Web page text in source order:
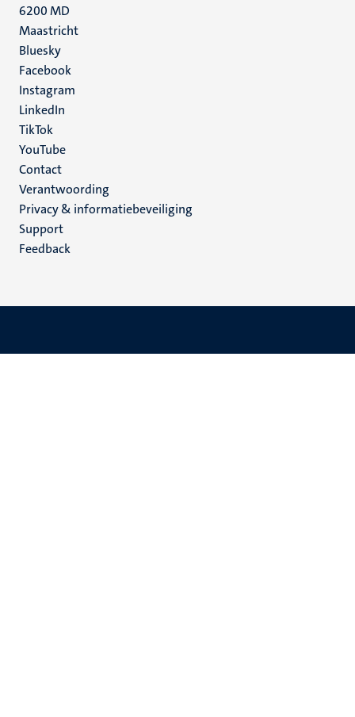
6200 MD
Maastricht
Social
media
Bluesky
Facebook
Instagram
LinkedIn
TikTok
YouTube
Menu
footer
(NL)
Contact
Verantwoording
Privacy & informatiebeveiliging
Support
Feedback